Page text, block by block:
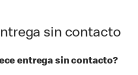
sin contacto
entrega sin contacto?